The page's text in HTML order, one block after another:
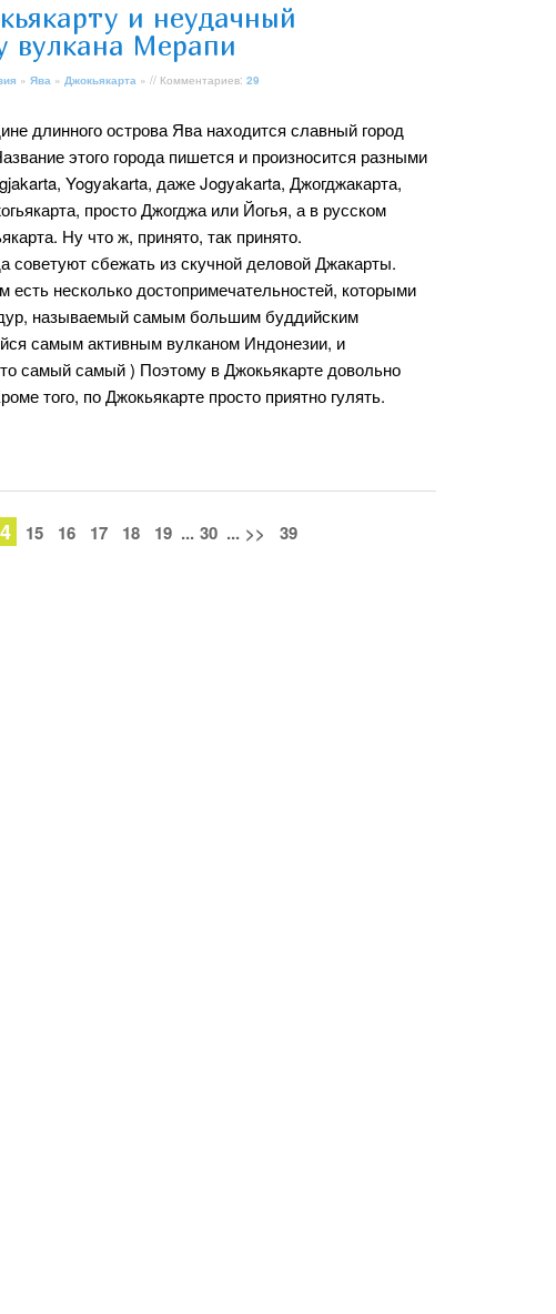
и неудачный
вулкана Мерапи
» Ява » Джокьякарта » // Комментариев: 29
длинного острова Ява находится славный город
этого города пишется и произносится разными
Yogyakarta, даже Jogyakarta, Джогджакарта,
просто Джогджа или Йогья, а в русском
Ну что ж, принято, так принято.
советуют сбежать из скучной деловой Джакарты.
несколько достопримечательностей, которыми
называемый самым большим буддийским
самым активным вулканом Индонезии, и
самый самый ) Поэтому в Джокьякарте довольно
того, по Джокьякарте просто приятно гулять.
15 16 17 18 19 ... 30 ... >> 39